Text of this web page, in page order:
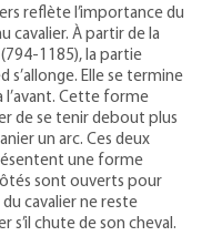
reflète l’importance du
cavalier. À partir de la
(794-1185), la partie
s’allonge. Elle se termine
l’avant. Cette forme
de se tenir debout plus
un arc. Ces deux
une forme
sont ouverts pour
cavalier ne reste
s’il chute de son cheval.